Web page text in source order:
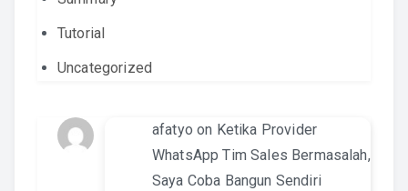
Tutorial
Uncategorized
afatyo on Ketika Provider
WhatsApp Tim Sales Bermasalah,
Saya Coba Bangun Sendiri